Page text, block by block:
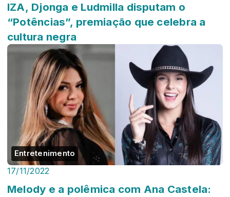
IZA, Djonga e Ludmilla disputam o
“Potências”, premiação que celebra a
cultura negra
Entretenimento
17/11/2022
Melody e a polêmica com Ana Castela: